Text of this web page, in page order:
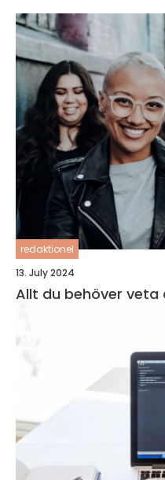
redaktionel
13. July 2024
Allt du behöver veta